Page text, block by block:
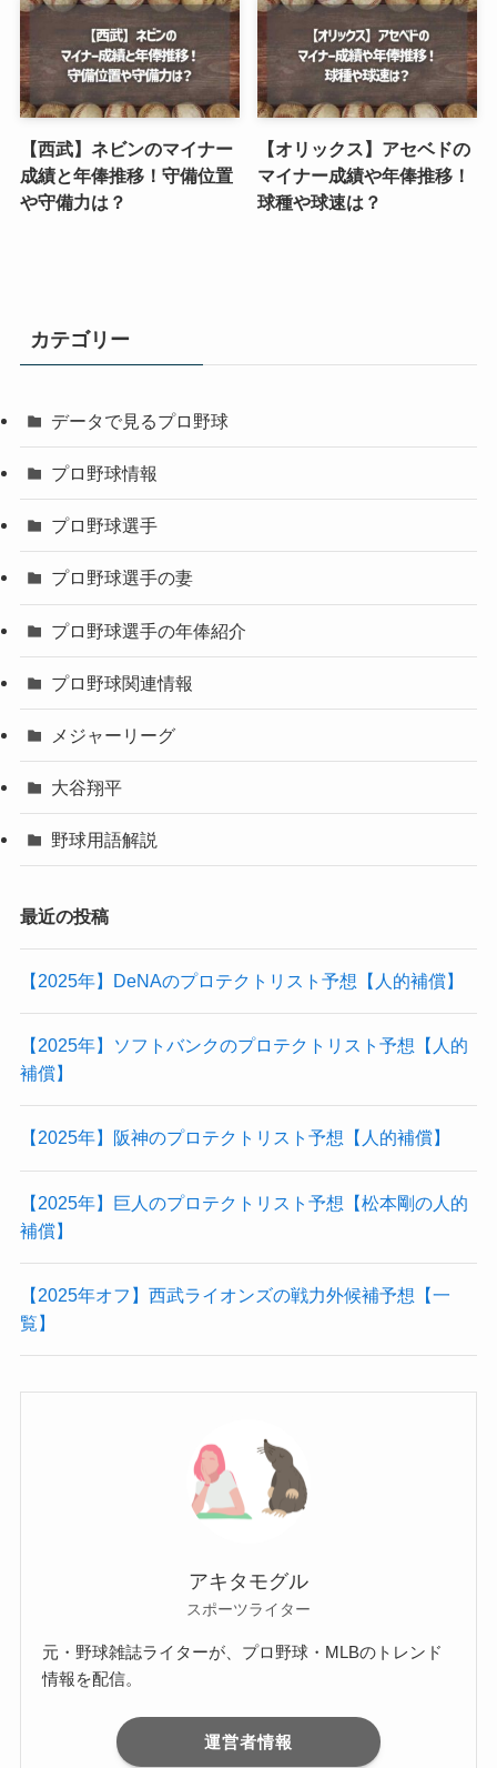
【西武】ネビンのマイナー
成績と年俸推移！守備位置
や守備力は？
【オリックス】アセベドの
マイナー成績や年俸推移！
球種や球速は？
カテゴリー
データで見るプロ野球
プロ野球情報
プロ野球選手
プロ野球選手の妻
プロ野球選手の年俸紹介
プロ野球関連情報
メジャーリーグ
大谷翔平
野球用語解説
最近の投稿
【2025年】DeNAのプロテクトリスト予想【人的補償】
【2025年】ソフトバンクのプロテクトリスト予想【人的
補償】
【2025年】阪神のプロテクトリスト予想【人的補償】
【2025年】巨人のプロテクトリスト予想【松本剛の人的
補償】
【2025年オフ】西武ライオンズの戦力外候補予想【一
覧】
アキタモグル
スポーツライター
元・野球雑誌ライターが、プロ野球・MLBのトレンド
情報を配信。
運営者情報